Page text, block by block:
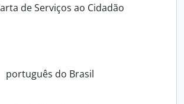
de Serviços ao Cidadão
português do Brasil